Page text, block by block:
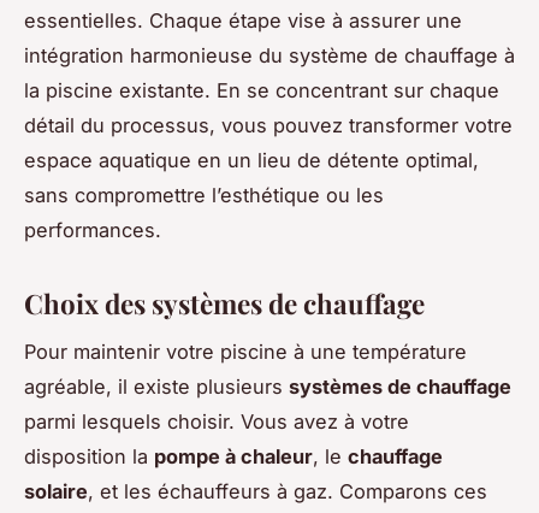
essentielles. Chaque étape vise à assurer une
intégration harmonieuse du système de chauffage à
la piscine existante. En se concentrant sur chaque
détail du processus, vous pouvez transformer votre
espace aquatique en un lieu de détente optimal,
sans compromettre l’esthétique ou les
performances.
Choix des systèmes de chauffage
Pour maintenir votre piscine à une température
agréable, il existe plusieurs systèmes de chauffage
parmi lesquels choisir. Vous avez à votre
disposition la pompe à chaleur, le chauffage
solaire, et les échauffeurs à gaz. Comparons ces